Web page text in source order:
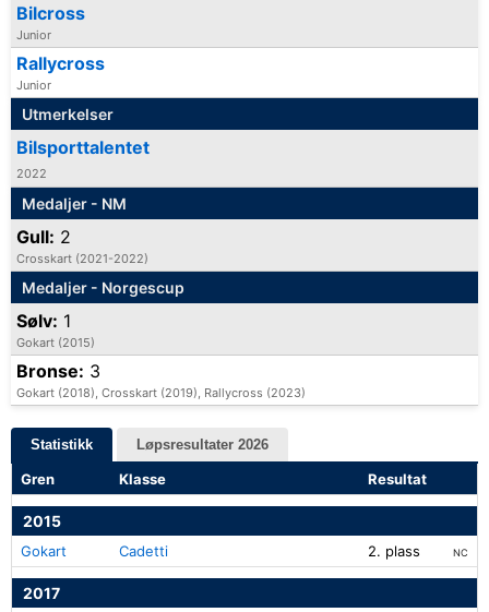
Bilcross
Junior
Rallycross
Junior
Utmerkelser
Bilsporttalentet
2022
Medaljer - NM
Gull: 2
Crosskart (2021-2022)
Medaljer - Norgescup
Sølv: 1
Gokart (2015)
Bronse: 3
Gokart (2018), Crosskart (2019), Rallycross (2023)
Statistikk Løpsresultater 2026
Gren Klasse Resultat
2015
Gokart Cadetti 2. plass NC
2017